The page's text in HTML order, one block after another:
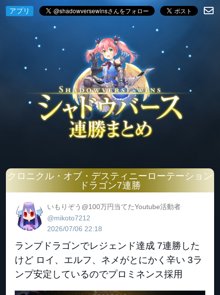
アプリ
クロニクル・オブ・デスティニーローテーション
ドラゴン7連勝
いもりぞう@100万円当てたYoutube活動者
@mikoto7212
2026/07/06 22:18
ランプドラゴンでレジェンド達成 7連勝した
けど ロイ、エルフ、ネメがとにかく辛い 3ラ
ンプ安定しているのでプロミネンス採用